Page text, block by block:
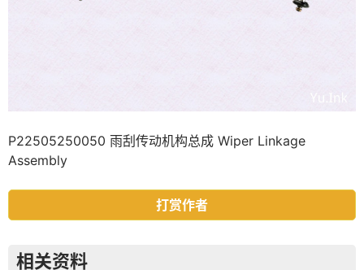
P22505250050 雨刮传动机构总成 Wiper Linkage
Assembly
打赏作者
相关资料